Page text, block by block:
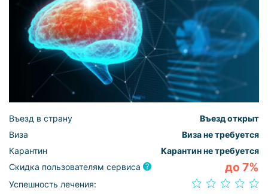
Въезд в страну
Въезд открыт
Виза
Виза не требуется
Карантин
Карантин не требуется
Скидка пользователям сервиса
до 7%
Успешность лечения: